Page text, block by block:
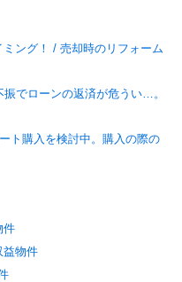
ング！ / 売却時のリフォーム
振でローンの返済が危うい…。
ト購入を検討中。購入の際の
件
益物件